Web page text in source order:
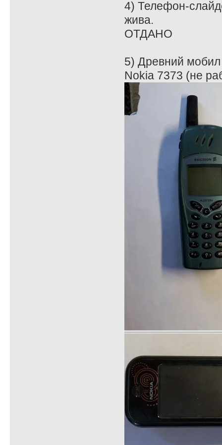
4) Телефон-
жива.
ОТДАНО
5) Древний мобил
Nokia 7373 (не